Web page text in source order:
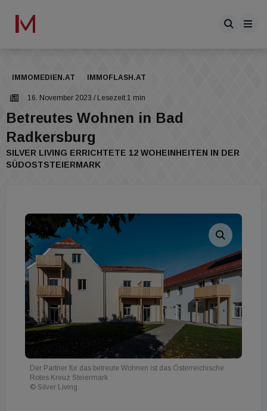
IMMOMEDIEN.AT IMMOFLASH.AT
16. November 2023 / Lesezeit 1 min
Betreutes Wohnen in Bad
Radkersburg
SILVER LIVING ERRICHTETE 12 WOHEINHEITEN IN DER
SÜDOSTSTEIERMARK
Der Partner für das betreute Wohnen ist das Österreichische
Rotes Kreuz Steiermark
© Silver Living